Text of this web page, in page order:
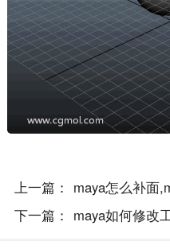
上一篇： maya怎么补面
下一篇： maya如何修改